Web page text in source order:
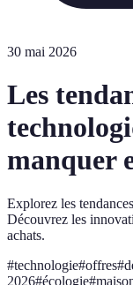
30 mai 2026
Les
manquer
Explorez les
Découvrez les
achats.
#technologie#offres#
2026#écologie#